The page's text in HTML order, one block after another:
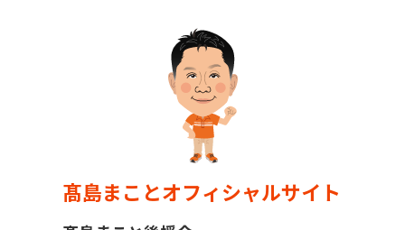
髙島まことオフィシャルサイト